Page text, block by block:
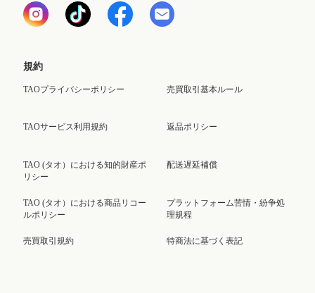
規約
TAOプライバシーポリシー
TAOサービス利用規約
TAO (タオ）における知的財産ポ
リシー
TAO (タオ）における商品リコー
ルポリシー
売買取引規約
売買取引基本ルール
返品ポリシー
配送遅延補償
プラットフォーム苦情・紛争処
理規程
特商法に基づく表記